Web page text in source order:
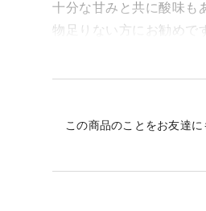
十分な甘みと共に酸味も
物足りない方にお勧めで
この商品のことをお友達